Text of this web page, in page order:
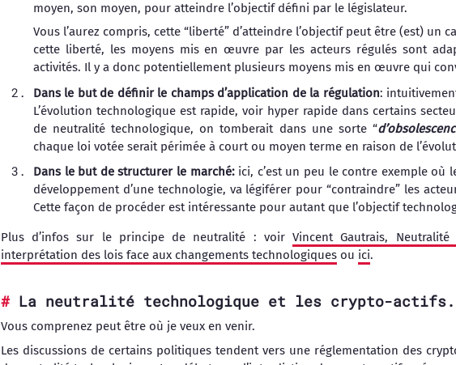
moyen, son moyen, pour atteindre l’objectif défini par le législateur.
Vous l’aurez compris, cette “liberté” d’atteindre l’objectif peut être (est) un
cette liberté, les moyens mis en œuvre par les acteurs régulés sont
activités. Il y a donc potentiellement plusieurs moyens mis en œuvre qui
Dans le but de définir le champs d’application de la régulation:
L’évolution technologique est rapide, voir hyper rapide dans certains
de neutralité technologique, on tomberait dans une sorte “
chaque loi votée serait périmée à court ou moyen terme en raison de
Dans le but de structurer le marché:ici, c’est un peu le contre exemple où
développement d’une technologie, va légiférer pour “contraindre” les
Cette façon de procéder est intéressante pour autant que l’objectif
Plus d’infos sur le principe de neutralité : voirVincent Gautrais,
interprétation des lois face aux changements technologiques ou ici.
La neutralité technologique et les crypto-actifs.
Vous comprenez peut être où je veux en venir.
Les discussions de certains politiques tendent vers une réglementation des